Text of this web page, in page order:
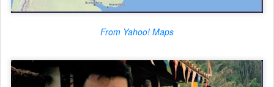
From Yahoo! Maps